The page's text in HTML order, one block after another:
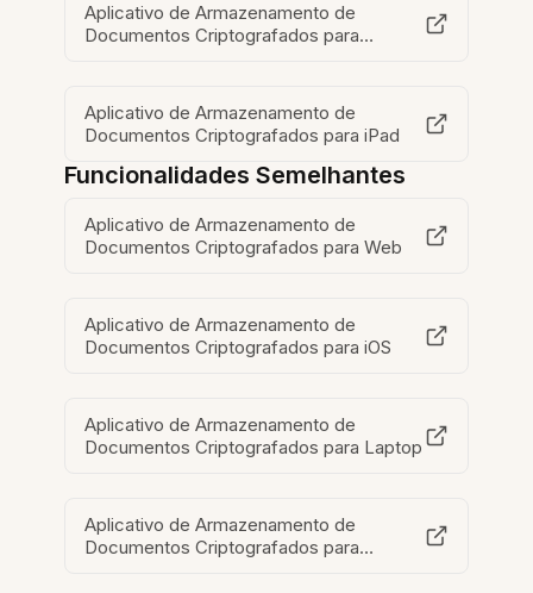
Aplicativo de Armazenamento de
Documentos Criptografados para
Aplicativo de Armazenamento de
Documentos Criptografados para iPad
Funcionalidades Semelhantes
Aplicativo de Armazenamento de
Documentos Criptografados para Web
Aplicativo de Armazenamento de
Documentos Criptografados para iOS
Aplicativo de Armazenamento de
Documentos Criptografados para Laptop
Aplicativo de Armazenamento de
Documentos Criptografados para